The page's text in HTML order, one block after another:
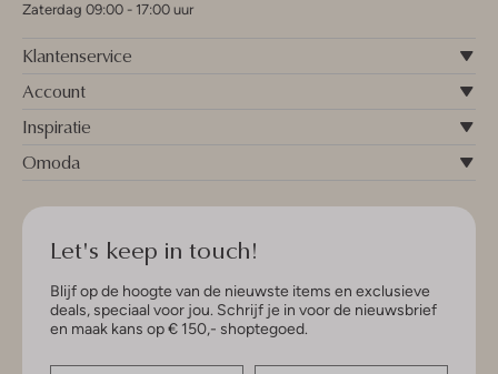
Zaterdag 09:00 - 17:00 uur
Klantenservice
Account
Inspiratie
Omoda
Let's keep in touch!
Blijf op de hoogte van de nieuwste items en exclusieve
deals, speciaal voor jou. Schrijf je in voor de nieuwsbrief
en maak kans op € 150,- shoptegoed.